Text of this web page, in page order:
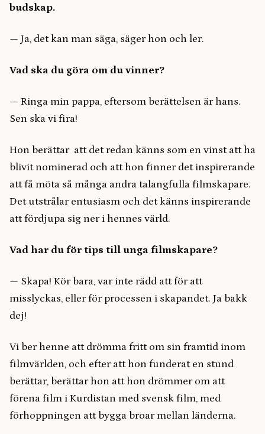
budskap.
— Ja, det kan man säga, säger hon och ler.
Vad ska du göra om du vinner?
— Ringa min pappa, eftersom berättelsen är hans.
Sen ska vi fira!
Hon berättar att det redan känns som en vinst att ha
blivit nominerad och att hon finner det inspirerande
att få möta så många andra talangfulla filmskapare.
Det utstrålar entusiasm och det känns inspirerande
att fördjupa sig ner i hennes värld.
Vad har du för tips till unga filmskapare?
— Skapa! Kör bara, var inte rädd att för att
misslyckas, eller för processen i skapandet. Ja bakk
dej!
Vi ber henne att drömma fritt om sin framtid inom
filmvärlden, och efter att hon funderat en stund
berättar, berättar hon att hon drömmer om att
förena film i Kurdistan med svensk film, med
förhoppningen att bygga broar mellan länderna.